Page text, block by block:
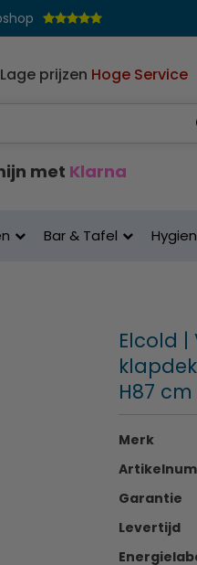
Lage prijzen Hoge Service
met Klarna
Bar & Tafel
Elcold |
H87 cm
Merk
Garantie
Levertijd